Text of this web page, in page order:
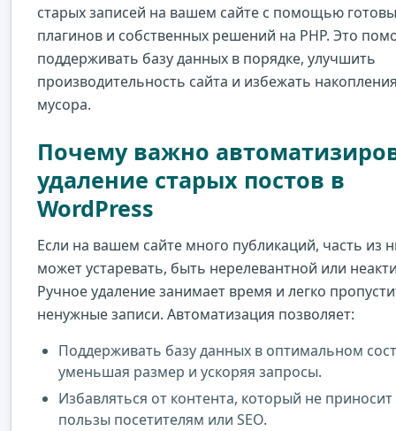
старых записей на вашем сайте с помощью
плагинов и собственных решений на PHP. Это
поддерживать базу данных в порядке, улучшить
производительность сайта и избежать
мусора.
Почему важно
удаление старых постов в
WordPress
Если на вашем сайте много публикаций, часть из
может устаревать, быть нерелевантной или
Ручное удаление занимает время и легко
ненужные записи. Автоматизация позволяет:
Поддерживать базу данных в оптимальном
уменьшая размер и ускоряя запросы.
Избавляться от контента, который не приносит
пользы посетителям или SEO.